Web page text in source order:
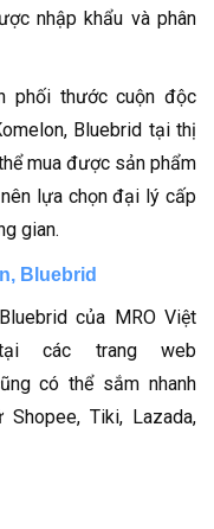
nhập khẩu và phân
phối thước cuộn độc
Bluebrid tại thị
mua được sản phẩm
lựa chọn đại lý cấp
gian.
Bluebrid
của MRO Việt
các trang web
có thể sắm nhanh
Tiki, Lazada,